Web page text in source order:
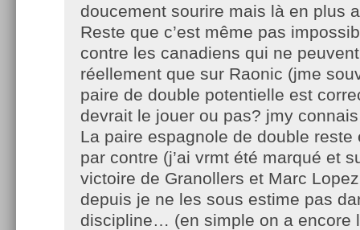
doucement sourire mais là en plus
Reste que c’est même pas
contre les canadiens qui ne
réellement que sur Raonic (jme
paire de double potentielle est
devrait le jouer ou pas? jmy
La paire espagnole de double reste
par contre (j’ai vrmt été marqué et
victoire de Granollers et Marc
depuis je ne les sous estime pas
discipline… (en simple on a encore